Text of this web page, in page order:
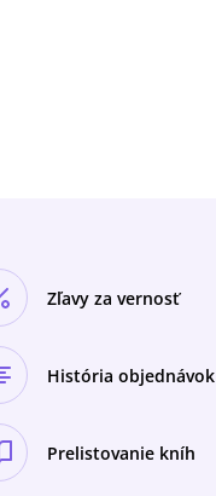
Zľavy za vernosť
História objednávok
Prelistovanie kníh